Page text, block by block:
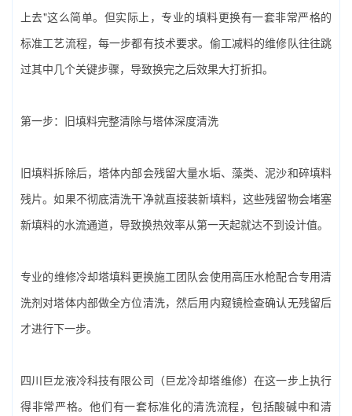
上去"这么简单。但实际上，专业的填料更换有一套非常严格的
标准工艺流程，每一步都有技术要求。偷工减料的维修队往往跳
过其中几个关键步骤，导致换完之后效果大打折扣。
第一步：旧填料完整清除与塔体深度清洗
旧填料拆除后，塔体内部会残留大量水垢、藻类、泥沙和碎填料
残片。如果不彻底清洗干净就直接装新填料，这些残留物会堵塞
新填料的水流通道，导致换热效率从第一天起就达不到设计值。
专业的‌维修冷却塔填料更换‌施工团队会使用高压水枪配合专用清
洗剂对塔体内部做全方位清洗，然后用内窥镜检查确认无残留后
才进行下一步。
四川巨龙液冷科技有限公司（巨龙冷却塔维修）‌在这一步上执行
得非常严格。他们有一套标准化的清洗流程，包括酸碱中和清